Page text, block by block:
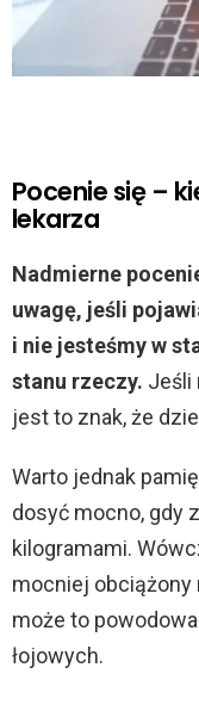
Pocenie się –
lekarza
Nadmierne
uwagę, jeśli
i nie jesteśmy w
stanu rzeczy. Jeśli
jest to znak, że
Warto jednak
dosyć mocno, gdy
kilogramami.
mocniej obciążony
może to
łojowych.